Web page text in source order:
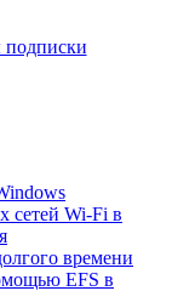
сетей Wi-Fi в
времени
EFS в